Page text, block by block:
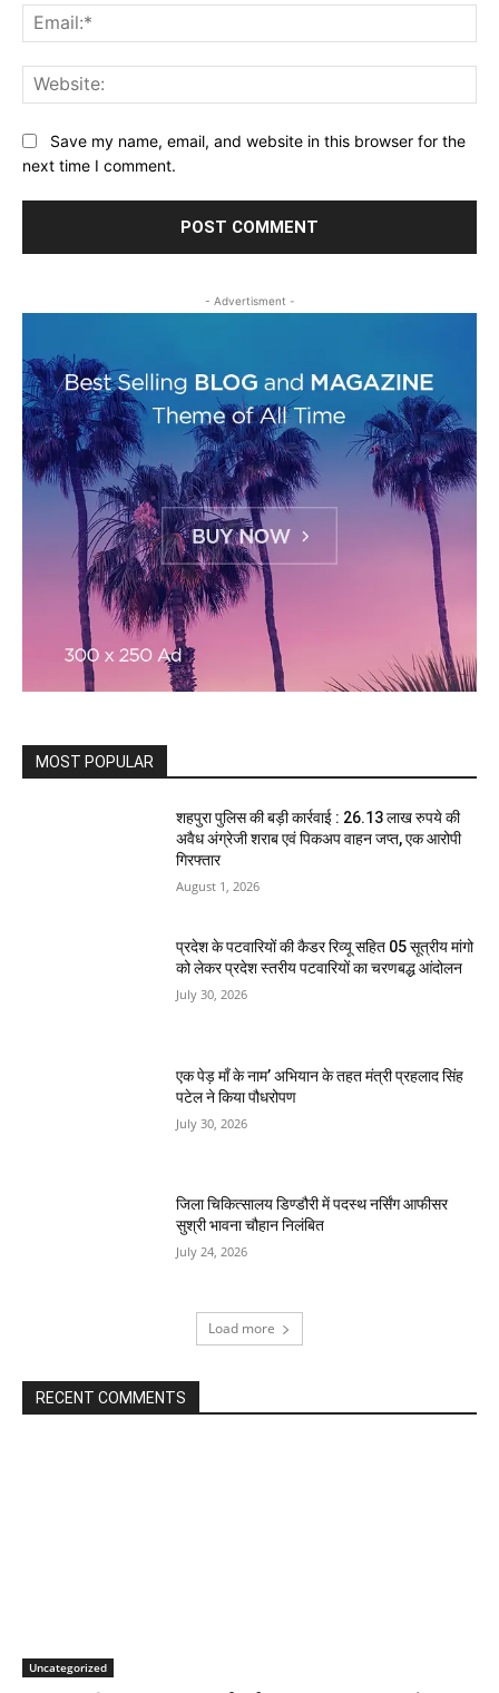
Save my name, email, and website in this browser for the
next time I comment.
- Advertisment -
MOST POPULAR
शहपुरा पुलिस की बड़ी कार्रवाई : 26.13 लाख रुपये की
अवैध अंग्रेजी शराब एवं पिकअप वाहन जप्त, एक आरोपी
गिरफ्तार
August 1, 2026
प्रदेश के पटवारियों की कैडर रिव्यू सहित 05 सूत्रीय मांगो
को लेकर प्रदेश स्तरीय पटवारियों का चरणबद्ध आंदोलन
July 30, 2026
एक पेड़ माँ के नाम’ अभियान के तहत मंत्री प्रहलाद सिंह
पटेल ने किया पौधरोपण
July 30, 2026
जिला चिकित्सालय डिण्डौरी में पदस्थ नर्सिंग आफीसर
सुश्री भावना चौहान निलंबित
July 24, 2026
Load more
RECENT COMMENTS
Uncategorized